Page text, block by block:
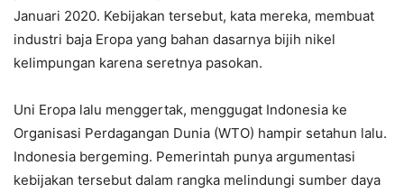
Januari 2020. Kebijakan tersebut, kata mereka, membuat
industri baja Eropa yang bahan dasarnya bijih nikel
kelimpungan karena seretnya pasokan.
Uni Eropa lalu menggertak, menggugat Indonesia ke
Organisasi Perdagangan Dunia (WTO) hampir setahun lalu.
Indonesia bergeming. Pemerintah punya argumentasi
kebijakan tersebut dalam rangka melindungi sumber daya